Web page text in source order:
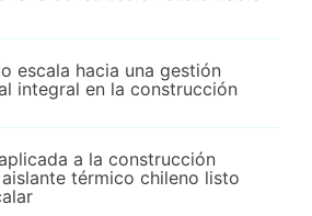
escala hacia una gestión
integral en la construcción
a la construcción
térmico chileno listo